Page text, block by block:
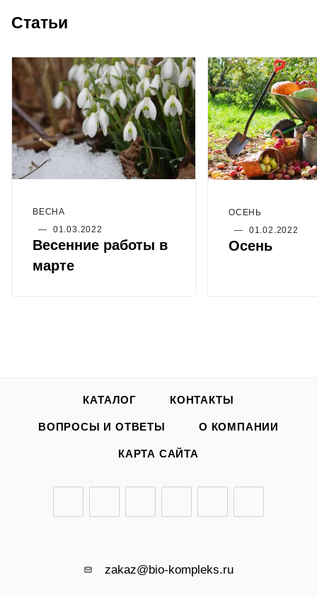
Статьи
ВЕСНА
—
01.03.2022
Весенние работы в
марте
ОСЕНЬ
—
01.02.2022
Осень
КАТАЛОГ КОНТАКТЫ
ВОПРОСЫ И ОТВЕТЫ О КОМПАНИИ
КАРТА САЙТА
zakaz@bio-kompleks.ru